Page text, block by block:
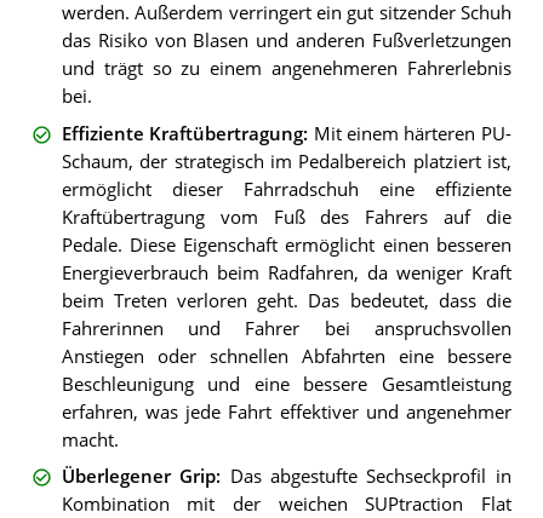
werden. Außerdem verringert ein gut sitzender Schuh
das Risiko von Blasen und anderen Fußverletzungen
und trägt so zu einem angenehmeren Fahrerlebnis
bei.
Effiziente Kraftübertragung: Mit einem härteren PU-
Schaum, der strategisch im Pedalbereich platziert ist,
ermöglicht dieser Fahrradschuh eine effiziente
Kraftübertragung vom Fuß des Fahrers auf die
Pedale. Diese Eigenschaft ermöglicht einen besseren
Energieverbrauch beim Radfahren, da weniger Kraft
beim Treten verloren geht. Das bedeutet, dass die
Fahrerinnen und Fahrer bei anspruchsvollen
Anstiegen oder schnellen Abfahrten eine bessere
Beschleunigung und eine bessere Gesamtleistung
erfahren, was jede Fahrt effektiver und angenehmer
macht.
Überlegener Grip: Das abgestufte Sechseckprofil in
Kombination mit der weichen SUPtraction Flat